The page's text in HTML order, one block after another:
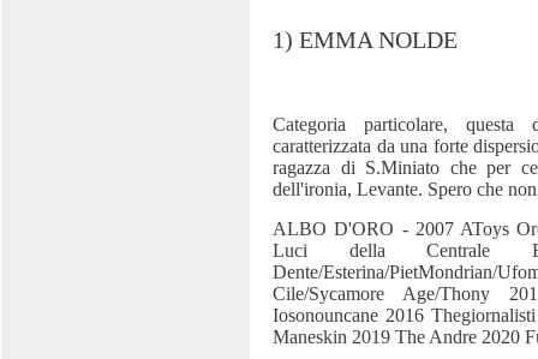
1) EMMA NOLDE
Categoria particolare,
caratterizzata da una forte
ragazza di S.Miniato che per
dell'ironia, Levante. Spero che
ALBO D'ORO - 2007 AToys
Luci della Centrale
Dente/Esterina/
Cile/Sycamore Age/Thony
Iosonouncane 2016
Maneskin 2019 The Andre 2020